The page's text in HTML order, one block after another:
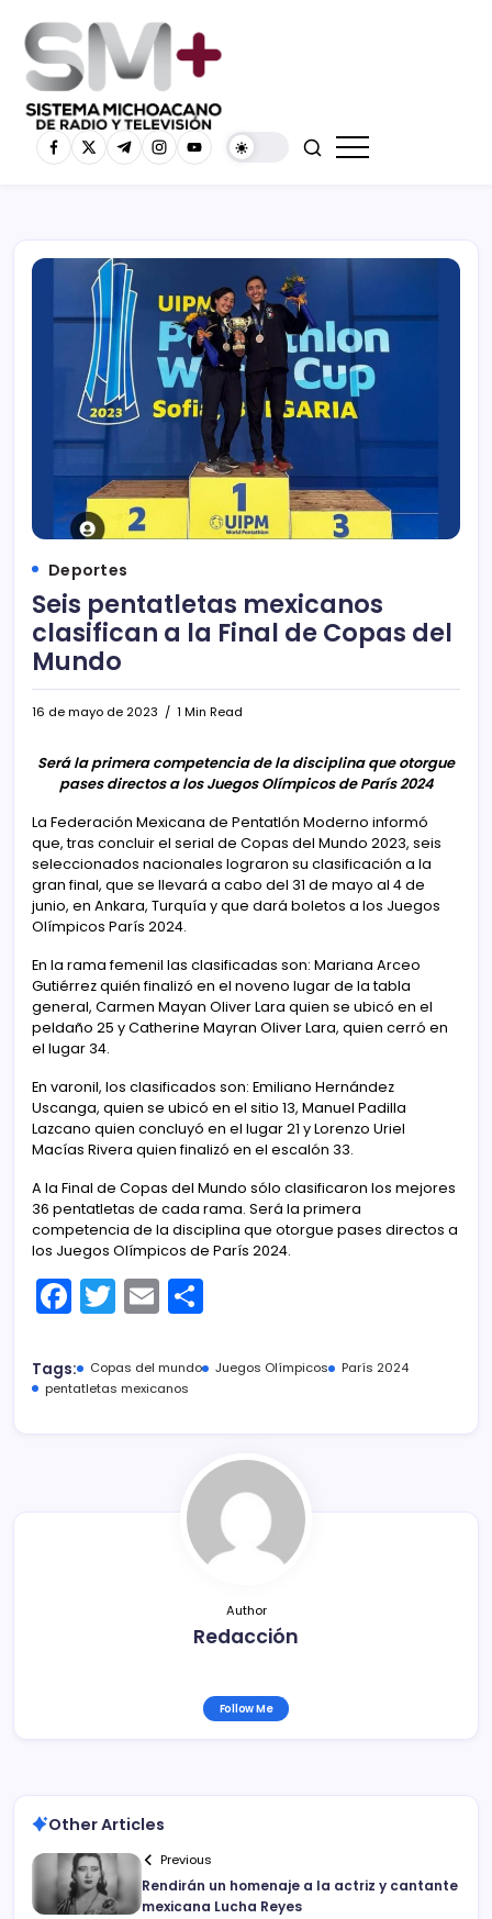
Deportes
Seis pentatletas mexicanos
clasifican a la Final de Copas del
Mundo
16 de mayo de 2023 1 Min Read
Será la primera competencia de la disciplina que otorgue
pases directos a los Juegos Olímpicos de París 2024
La Federación Mexicana de Pentatlón Moderno informó
que, tras concluir el serial de Copas del Mundo 2023, seis
seleccionados nacionales lograron su clasificación a la
gran final, que se llevará a cabo del 31 de mayo al 4 de
junio, en Ankara, Turquía y que dará boletos a los Juegos
Olímpicos París 2024.
En la rama femenil las clasificadas son: Mariana Arceo
Gutiérrez quién finalizó en el noveno lugar de la tabla
general, Carmen Mayan Oliver Lara quien se ubicó en el
peldaño 25 y Catherine Mayran Oliver Lara, quien cerró en
el lugar 34.
En varonil, los clasificados son: Emiliano Hernández
Uscanga, quien se ubicó en el sitio 13, Manuel Padilla
Lazcano quien concluyó en el lugar 21 y Lorenzo Uriel
Macías Rivera quien finalizó en el escalón 33.
A la Final de Copas del Mundo sólo clasificaron los mejores
36 pentatletas de cada rama. Será la primera
competencia de la disciplina que otorgue pases directos a
los Juegos Olímpicos de París 2024.
F
a
c
e
T
w
itt
er
E
m
ai
l
m
tir
Tags: Copas del mundo Juegos Olímpicos
París 2024
pentatletas mexicanos
Author
Redacción
Follow Me
Other Articles
Previous
Rendirán un homenaje a la actriz y cantante
mexicana Lucha Reyes